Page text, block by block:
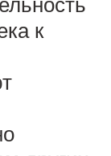
к